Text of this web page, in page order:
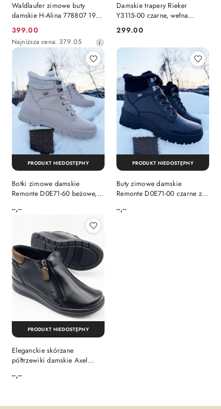
Waldlaufer zimowe buty
damskie H-Alina 778807 199
001 czarne Hirsch, tęgość H
Cena
promocyjna:
399.00
Najniższa
cena
dni
przed
obniżką
Najniższa cena: 379.05
Damskie trapery Rieker
Y3115-00 czarne, wełna
polarowa, skórzane, tęgość G
Cena:
299.00
Botki zimowe damskie
Remonte D0E71-60 beżowe,
tęgość H
Cena:
--,--
PRODUKT NIEDOSTĘPNY
Buty zimowe damskie
Remonte D0E71-00 czarne z
Cena:
--,--
PRODUKT NIEDOSTĘPNY
Eleganckie skórzane
półtrzewiki damskie Axel
Cena:
--,--
PRODUKT NIEDOSTĘPNY